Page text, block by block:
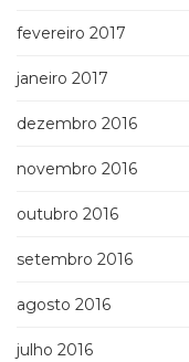
fevereiro 2017
janeiro 2017
dezembro 2016
novembro 2016
outubro 2016
setembro 2016
agosto 2016
julho 2016